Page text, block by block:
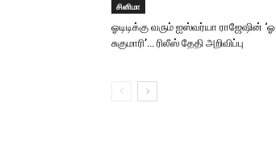
சினிமா
ஓடிடிக்கு வரும் ஐஸ்வர்யா ராஜேஷின் ‘ஓ
சுகுமாரி’… ரிலீஸ் தேதி அறிவிப்பு